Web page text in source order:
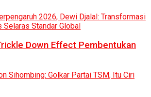
Down Effect Pembentukan